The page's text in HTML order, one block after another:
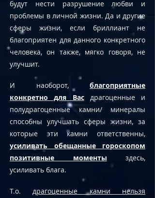
будут нести разрушение любви и
проблемы в личной жизни. Да и другие
сферы жизни, если бриллиант не
благоприятен для данного конкретного
человека, он также, мягко говоря, не
улучшит.
И наоборот, благоприятные
конкретно для Васдрагоценные и
полудрагоценные камни/ минералы
способны улучшать сферы жизни, за
которые эти камни ответственны,
усиливать обещанные гороскопом
позитивные моменты здесь,
усиливать блага.
Т.о.драгоценные камни нельзя